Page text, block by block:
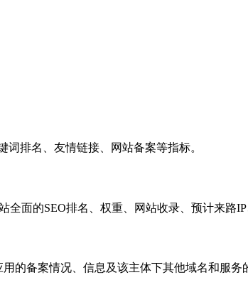
排名、友情链接、网站备案等指标。
面的SEO排名、权重、网站收录、预计来路
的备案情况、信息及该主体下其他域名和服务